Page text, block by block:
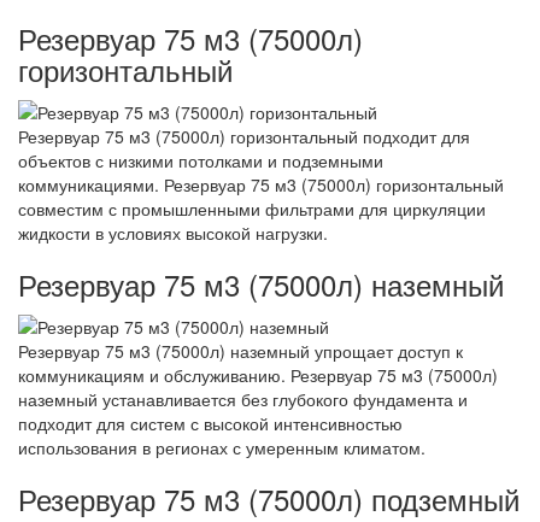
Резервуар 75 м3 (75000л)
горизонтальный
Резервуар 75 м3 (75000л) горизонтальный подходит для
объектов с низкими потолками и подземными
коммуникациями. Резервуар 75 м3 (75000л) горизонтальный
совместим с промышленными фильтрами для циркуляции
жидкости в условиях высокой нагрузки.
Резервуар 75 м3 (75000л) наземный
Резервуар 75 м3 (75000л) наземный упрощает доступ к
коммуникациям и обслуживанию. Резервуар 75 м3 (75000л)
наземный устанавливается без глубокого фундамента и
подходит для систем с высокой интенсивностью
использования в регионах с умеренным климатом.
Резервуар 75 м3 (75000л) подземный